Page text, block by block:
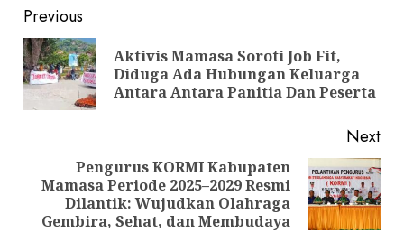
Post
navigation
Previous
Aktivis Mamasa Soroti Job Fit,
Diduga Ada Hubungan Keluarga
Antara Antara Panitia Dan Peserta
Next
Next
post:
Pengurus KORMI Kabupaten
Mamasa Periode 2025–2029 Resmi
Dilantik: Wujudkan Olahraga
Gembira, Sehat, dan Membudaya